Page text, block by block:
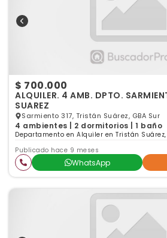
$ 700.000
ALQUILER. 4 AMB. DPTO.
SUAREZ
Sarmiento 317, Tristán Suárez, GBA Sur
4 ambientes | 2 dormitorios | 1 baño
Departamento en Alquiler en Tristán Suárez,
Publicado hace 9 meses
WhatsApp